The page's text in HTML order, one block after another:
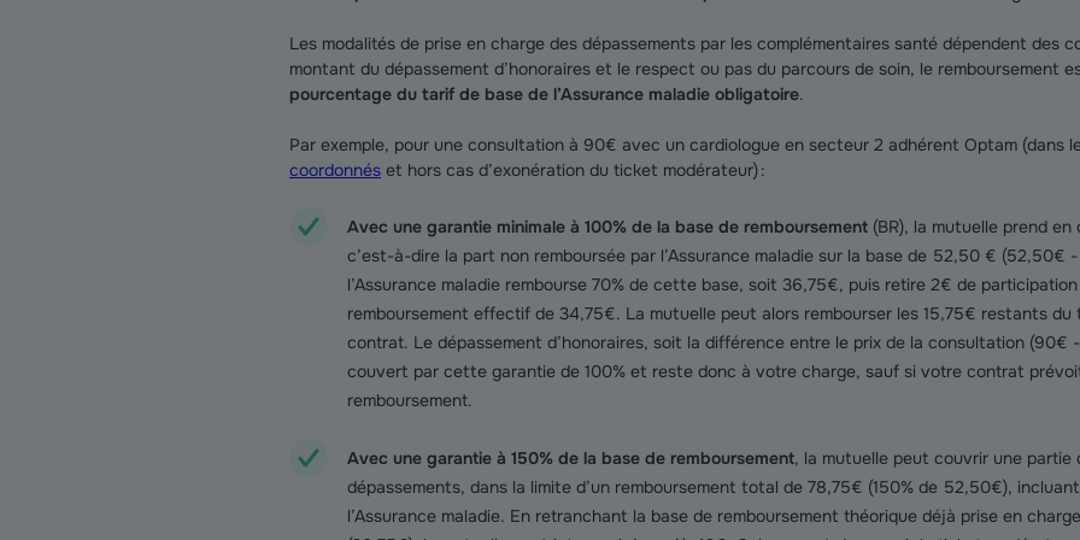
Les modalités de prise en charge des dépassements par les complémentaires santé dépendent des
montant du dépassement d’honoraires et le respect ou pas du parcours de soin, le remboursement
pourcentage du tarif de base de l’Assurance maladie obligatoire.
Par exemple, pour une consultation à 90€ avec un cardiologue en secteur 2 adhérent Optam (dans
coordonnés et hors cas d’exonération du ticket modérateur) :
Avec une garantie minimale à 100% de la base de remboursement (BR), la mutuelle prend
c’est-à-dire la part non remboursée par l’Assurance maladie sur la base de 52,50 € (52,50€
l’Assurance maladie rembourse 70% de cette base, soit 36,75€, puis retire 2€ de
remboursement effectif de 34,75€. La mutuelle peut alors rembourser les 15,75€ restants
contrat. Le dépassement d’honoraires, soit la différence entre le prix de la consultation (90€
couvert par cette garantie de 100% et reste donc à votre charge, sauf si votre contrat
remboursement.
Avec une garantie à 150% de la base de remboursement, la mutuelle peut couvrir une
dépassements, dans la limite d’un remboursement total de 78,75€ (150% de 52,50€),
l’Assurance maladie. En retranchant la base de remboursement théorique déjà prise en